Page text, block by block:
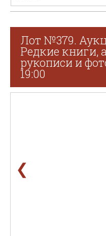
Лот №379.
Редкие книги,
рукописи и
19:00
❮